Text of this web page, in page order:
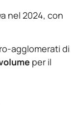
nel 2024, con
agglomerati di
per il